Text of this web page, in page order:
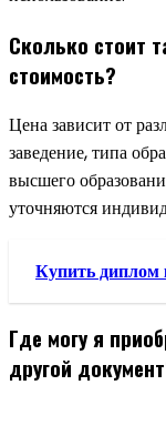
Сколько стоит
стоимость?
Цена зависит от
заведение, типа
высшего
уточняются
Купить диплом
Где могу я
другой